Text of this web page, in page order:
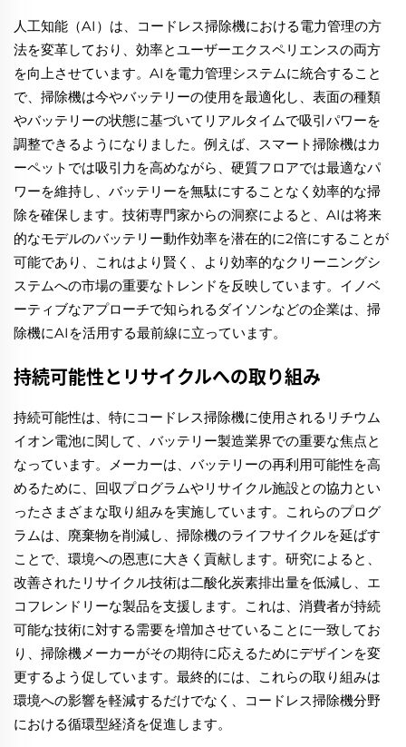
人工知能（AI）は、コードレス掃除機における電力管理の方
法を変革しており、効率とユーザーエクスペリエンスの両方
を向上させています。AIを電力管理システムに統合すること
で、掃除機は今やバッテリーの使用を最適化し、表面の種類
やバッテリーの状態に基づいてリアルタイムで吸引パワーを
調整できるようになりました。例えば、スマート掃除機はカ
ーペットでは吸引力を高めながら、硬質フロアでは最適なパ
ワーを維持し、バッテリーを無駄にすることなく効率的な掃
除を確保します。技術専門家からの洞察によると、AIは将来
的なモデルのバッテリー動作効率を潜在的に2倍にすることが
可能であり、これはより賢く、より効率的なクリーニングシ
ステムへの市場の重要なトレンドを反映しています。イノベ
ーティブなアプローチで知られるダイソンなどの企業は、掃
除機にAIを活用する最前線に立っています。
持続可能性とリサイクルへの取り組み
持続可能性は、特にコードレス掃除機に使用されるリチウム
イオン電池に関して、バッテリー製造業界での重要な焦点と
なっています。メーカーは、バッテリーの再利用可能性を高
めるために、回収プログラムやリサイクル施設との協力とい
ったさまざまな取り組みを実施しています。これらのプログ
ラムは、廃棄物を削減し、掃除機のライフサイクルを延ばす
ことで、環境への恩恵に大きく貢献します。研究によると、
改善されたリサイクル技術は二酸化炭素排出量を低減し、エ
コフレンドリーな製品を支援します。これは、消費者が持続
可能な技術に対する需要を増加させていることに一致してお
り、掃除機メーカーがその期待に応えるためにデザインを変
更するよう促しています。最終的には、これらの取り組みは
環境への影響を軽減するだけでなく、コードレス掃除機分野
における循環型経済を促進します。